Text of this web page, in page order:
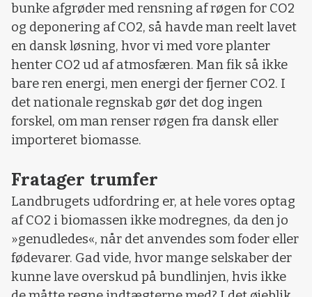
bunke afgrøder med rensning af røgen for CO2
og deponering af CO2, så havde man reelt lavet
en dansk løsning, hvor vi med vore planter
henter CO2 ud af atmosfæren. Man fik så ikke
bare ren energi, men energi der fjerner CO2. I
det nationale regnskab gør det dog ingen
forskel, om man renser røgen fra dansk eller
importeret biomasse.
Fratager trumfer
Landbrugets udfordring er, at hele vores optag
af CO2 i biomassen ikke modregnes, da den jo
»genudledes«, når det anvendes som foder eller
fødevarer. Gad vide, hvor mange selskaber der
kunne lave overskud på bundlinjen, hvis ikke